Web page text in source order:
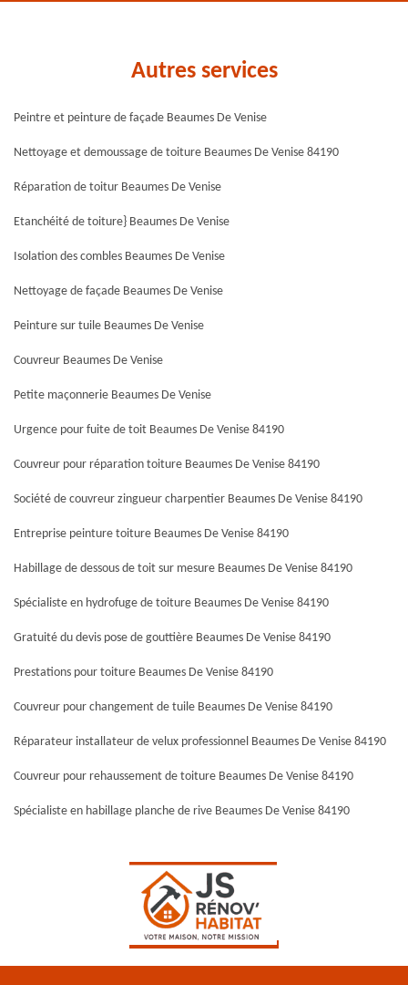
Autres services
Peintre et peinture de façade Beaumes De Venise
Nettoyage et demoussage de toiture Beaumes De Venise 84190
Réparation de toitur Beaumes De Venise
Etanchéité de toiture} Beaumes De Venise
Isolation des combles Beaumes De Venise
Nettoyage de façade Beaumes De Venise
Peinture sur tuile Beaumes De Venise
Couvreur Beaumes De Venise
Petite maçonnerie Beaumes De Venise
Urgence pour fuite de toit Beaumes De Venise 84190
Couvreur pour réparation toiture Beaumes De Venise 84190
Société de couvreur zingueur charpentier Beaumes De Venise 84190
Entreprise peinture toiture Beaumes De Venise 84190
Habillage de dessous de toit sur mesure Beaumes De Venise 84190
Spécialiste en hydrofuge de toiture Beaumes De Venise 84190
Gratuité du devis pose de gouttière Beaumes De Venise 84190
Prestations pour toiture Beaumes De Venise 84190
Couvreur pour changement de tuile Beaumes De Venise 84190
Réparateur installateur de velux professionnel Beaumes De Venise 84190
Couvreur pour rehaussement de toiture Beaumes De Venise 84190
Spécialiste en habillage planche de rive Beaumes De Venise 84190